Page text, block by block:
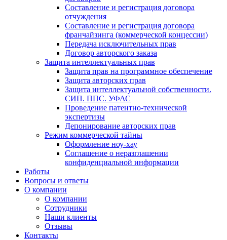
Составление и регистрация договора
отчуждения
Составление и регистрация договора
франчайзинга (коммерческой концессии)
Передача исключительных прав
Договор авторского заказа
Защита интеллектуальных прав
Защита прав на программное обеспечение
Защита авторских прав
Защита интеллектуальной собственности.
СИП. ППС. УФАС
Проведение патентно-технической
экспертизы
Депонирование авторских прав
Режим коммерческой тайны
Оформление ноу-хау
Соглашение о неразглашении
конфиденциальной информации
Работы
Вопросы и ответы
О компании
О компании
Сотрудники
Наши клиенты
Отзывы
Контакты